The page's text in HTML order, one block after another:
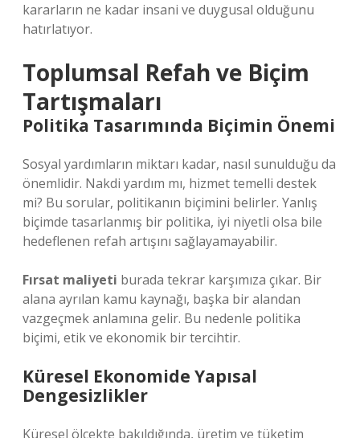
kararların ne kadar insani ve duygusal olduğunu
hatırlatıyor.
Toplumsal Refah ve Biçim
Tartışmaları
Politika Tasarımında Biçimin Önemi
Sosyal yardımların miktarı kadar, nasıl sunulduğu da
önemlidir. Nakdi yardım mı, hizmet temelli destek
mi? Bu sorular, politikanın biçimini belirler. Yanlış
biçimde tasarlanmış bir politika, iyi niyetli olsa bile
hedeflenen refah artışını sağlayamayabilir.
Fırsat maliyeti burada tekrar karşımıza çıkar. Bir
alana ayrılan kamu kaynağı, başka bir alandan
vazgeçmek anlamına gelir. Bu nedenle politika
biçimi, etik ve ekonomik bir tercihtir.
Küresel Ekonomide Yapısal
Dengesizlikler
Küresel ölçekte bakıldığında, üretim ve tüketim